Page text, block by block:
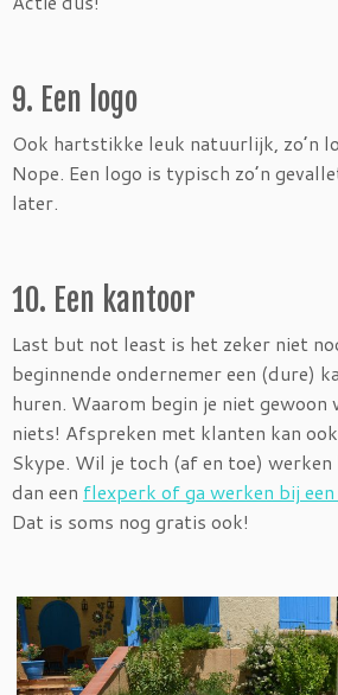
9. Een logo
Ook hartstikke leuk natuurlijk, zo’n
Nope. Een logo is typisch zo’n
later.
10. Een kantoor
Last but not least is het zeker niet
beginnende ondernemer een (dure)
huren. Waarom begin je niet gewoon
niets! Afspreken met klanten kan
Skype. Wil je toch (af en toe)
dan een flexperk of ga werken bij
Dat is soms nog gratis ook!